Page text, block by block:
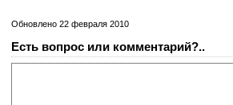
Обновлено 22 февраля 2010
Есть вопрос или комментарий?..